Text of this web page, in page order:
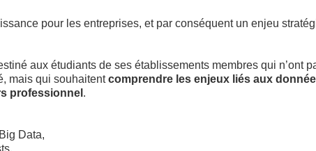
pour les entreprises, et par conséquent un enjeu
aux étudiants de ses établissements membres qui n’ont
mais qui souhaitentcomprendre les enjeux liés aux
professionnel .
Data,